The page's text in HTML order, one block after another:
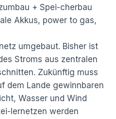
+ Spei-cherbau
Akkus, power to gas,
umgebaut. Bisher ist
Stroms aus zentralen
Zukünftig muss
dem Lande gewinnbaren
Wasser und Wind
lernetzen werden